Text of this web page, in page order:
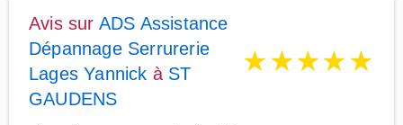
Avis sur ADS Assistance
Dépannage Serrurerie
Lages Yannick à ST
GAUDENS
★★★★★